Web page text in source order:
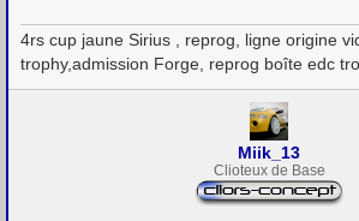
g
e
4rs cup jaune Sirius , reprog, ligne origine
trophy,admission Forge, reprog boîte edc
Miik_13
Clioteux de Base